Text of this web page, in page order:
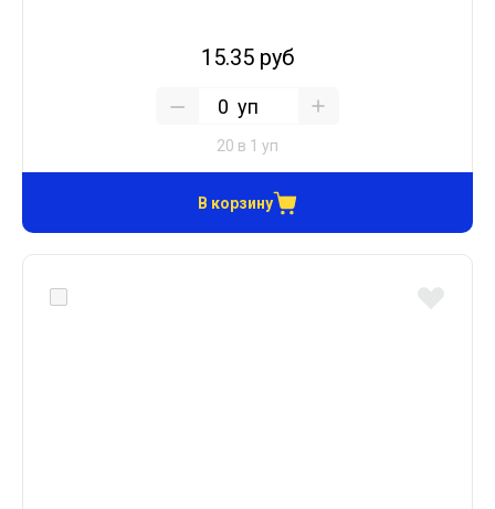
15.35 руб
уп
20 в 1 уп
В корзину